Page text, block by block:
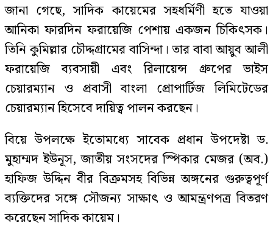
জানা গেছে, সাদিক কায়েমের সহধর্মিণী হতে যাওয়া
আনিকা ফারদিন ফরায়েজি পেশায় একজন চিকিৎসক।
তিনি কুমিল্লার চৌদ্দগ্রামের বাসিন্দা। তার বাবা আয়ুব আলী
ফরায়েজি ব্যবসায়ী এবং রিলায়েন্স গ্রুপের ভাইস
চেয়ারম্যান ও প্রবাসী বাংলা প্রোপার্টিজ লিমিটেডের
চেয়ারম্যান হিসেবে দায়িত্ব পালন করছেন।
বিয়ে উপলক্ষে ইতোমধ্যে সাবেক প্রধান উপদেষ্টা ড.
মুহাম্মদ ইউনূস, জাতীয় সংসদের স্পিকার মেজর (অব.)
হাফিজ উদ্দিন বীর বিক্রমসহ বিভিন্ন অঙ্গনের গুরুত্বপূর্ণ
ব্যক্তিদের সঙ্গে সৌজন্য সাক্ষাৎ ও আমন্ত্রণপত্র বিতরণ
করেছেন সাদিক কায়েম।